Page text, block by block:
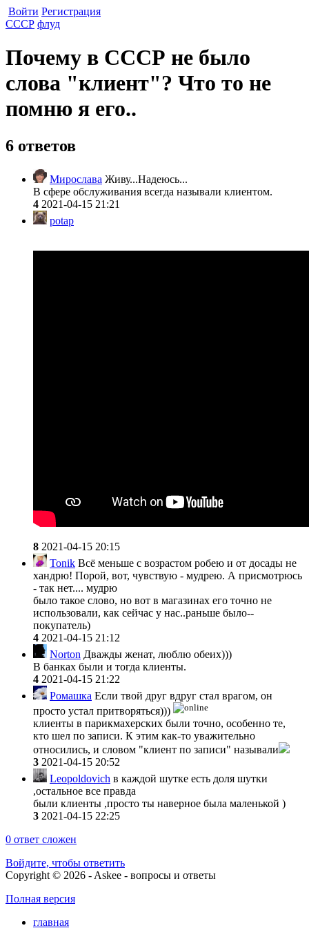
Войти Регистрация
СССР флуд
Почему в СССР не было
слова "клиент"? Что то не
помню я его..
6 ответов
Мирослава Живу...Надеюсь...
В сфере обслуживания всегда называли клиентом.
4 2021-04-15 21:21
potap
8 2021-04-15 20:15
Tonik Всё меньше с возрастом робею и от досады не
хандрю! Порой, вот, чувствую - мудрею. А присмотрюсь
- так нет.... мудрю
было такое слово, но вот в магазинах его точно не
использовали, как сейчас у нас..раньше было--
покупатель)
4 2021-04-15 21:12
Norton Дважды женат, люблю обеих)))
В банках были и тогда клиенты.
4 2021-04-15 21:22
Ромашка Если твой друг вдруг стал врагом, он
просто устал притворяться)))
клиенты в парикмахерских были точно, особенно те,
кто шел по записи. К этим как-то уважительно
относились, и словом "клиент по записи" называли
3 2021-04-15 20:52
Leopoldovich в каждой шутке есть доля шутки
,остальное все правда
были клиенты ,просто ты наверное была маленькой )
3 2021-04-15 22:25
0 ответ сложен
Войдите, чтобы ответить
Copyright © 2026 - Askee - вопросы и ответы
Полная версия
главная